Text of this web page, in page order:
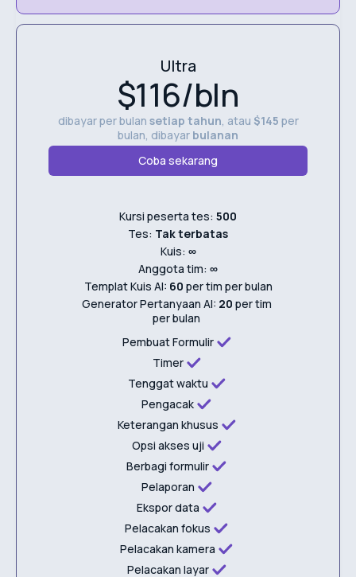
Ultra
$116/bln
dibayar per bulan setiap tahun, atau $145 per
bulan, dibayar bulanan
Coba sekarang
Kursi peserta tes: 500
Tes: Tak terbatas
Kuis: ∞
Anggota tim: ∞
Templat Kuis AI: 60 per tim per bulan
Generator Pertanyaan AI: 20 per tim
per bulan
Pembuat Formulir
Timer
Tenggat waktu
Pengacak
Keterangan khusus
Opsi akses uji
Berbagi formulir
Pelaporan
Ekspor data
Pelacakan fokus
Pelacakan kamera
Pelacakan layar